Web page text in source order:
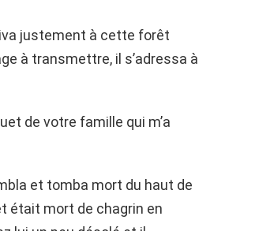
justement à cette forêt
à transmettre, il s’adressa à
de votre famille qui m’a
et tomba mort du haut de
était mort de chagrin en